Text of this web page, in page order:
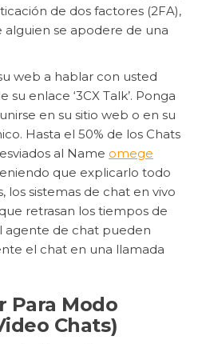
de dos factores (2FA),
alguien se apodere de una
web a hablar con usted
enlace ‘3CX Talk’. Ponga
en su sitio web o en su
Hasta el 50% de los Chats
al Name omege
que explicarlo todo
los sistemas de chat en vivo
retrasan los tiempos de
agente de chat pueden
el chat en una llamada
Para Modo
Chats)